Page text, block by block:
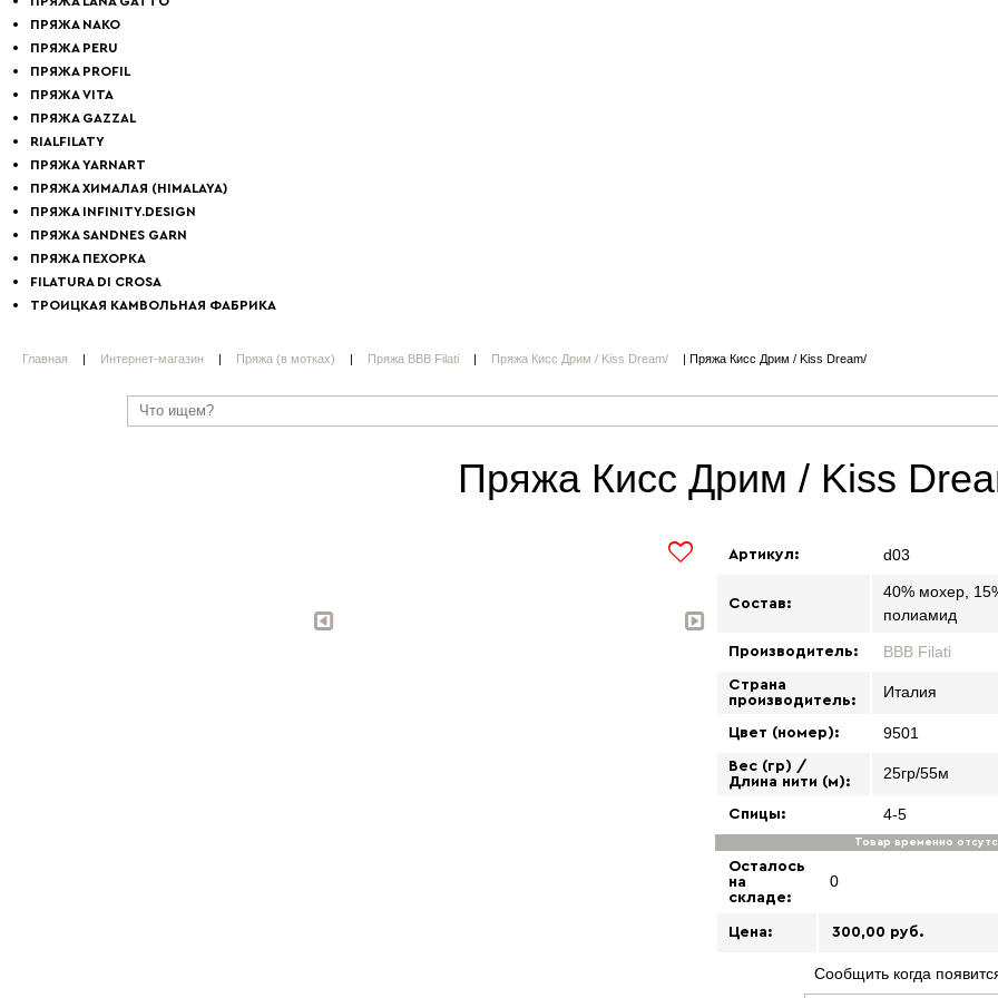
ПРЯЖА NAKO
ПРЯЖА PERU
ПРЯЖА PROFIL
ПРЯЖА VITA
ПРЯЖА GAZZAL
RIALFILATY
ПРЯЖА YARNART
ПРЯЖА ХИМАЛАЯ (HIMALAYA)
ПРЯЖА INFINITY.DESIGN
ПРЯЖА SANDNES GARN
ПРЯЖА ПЕХОРКА
FILATURA DI СROSA
ТРОИЦКАЯ КАМВОЛЬНАЯ ФАБРИКА
Главная | Интернет-магазин | Пряжа (в мотках) | Пряжа BBB Filati | Пряжа Кисс Дрим / Kiss Dream/ | Пряжа Кисс Дрим / Kiss Dream/
Пряжа Кисс Дрим / Kiss
Артикул: d03
Состав:
40% мохер,
полиамид
Производитель: BBB Filati
Страна
производитель:
Италия
Цвет (номер): 9501
Вес (гр) /
Длина нити (м):
25гр/55м
Спицы: 4-5
Товар временно
Осталось
на
складе:
0
Цена: 300,00 руб.
Сообщить когда